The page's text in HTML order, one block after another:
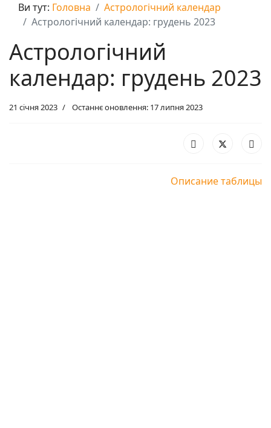
Ви тут: Головна
Астрологічний календар
Астрологічний календар: грудень 2023
Астрологічний
календар: грудень 2023
21 січня 2023 Останнє оновлення: 17 липня 2023
Описание таблицы